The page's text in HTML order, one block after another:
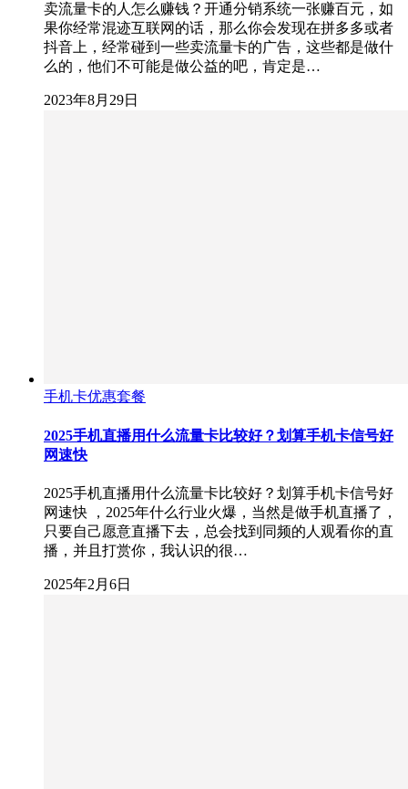
卖流量卡的人怎么赚钱？开通分销系统一张赚百元，如
果你经常混迹互联网的话，那么你会发现在拼多多或者
抖音上，经常碰到一些卖流量卡的广告，这些都是做什
么的，他们不可能是做公益的吧，肯定是…
2023年8月29日
手机卡优惠套餐
2025手机直播用什么流量卡比较好？划算手机卡信号好
网速快
2025手机直播用什么流量卡比较好？划算手机卡信号好
网速快 ，2025年什么行业火爆，当然是做手机直播了，
只要自己愿意直播下去，总会找到同频的人观看你的直
播，并且打赏你，我认识的很…
2025年2月6日